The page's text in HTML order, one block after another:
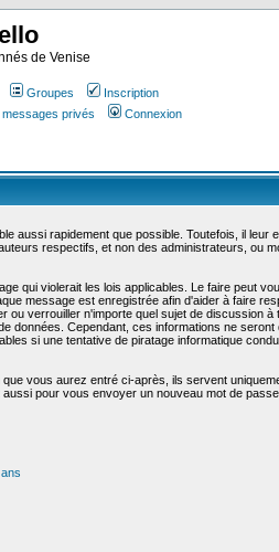
de Venise
Groupes
Inscription
privés Connexion
aussi rapidement que possible. Toutefois, il leur
respectifs, et non des administrateurs, ou
qui violerait les lois applicables. Le faire peut
message est enregistrée afin d'aider à faire
verrouiller n'importe quel sujet de discussion à
données. Cependant, ces informations ne seront
si une tentative de piratage informatique
vous aurez entré ci-après, ils servent
pour vous envoyer un nouveau mot de